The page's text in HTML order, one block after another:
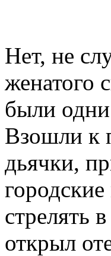
Нет, не
женатого
были
Взошли к
дьячки,
стрелять
открыл